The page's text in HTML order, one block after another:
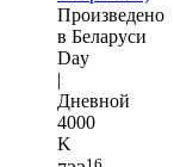
Произведено
в Беларуси
Day
|
Дневной
4000
K